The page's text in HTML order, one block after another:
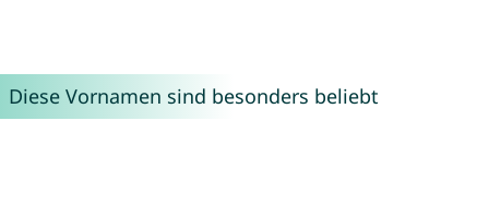
Diese Vornamen sind besonders beliebt